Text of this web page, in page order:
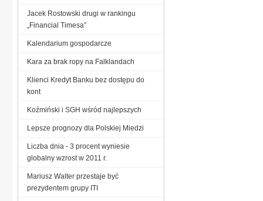
Jacek Rostowski drugi w rankingu
„Financial Timesa”
Kalendarium gospodarcze
Kara za brak ropy na Falklandach
Klienci Kredyt Banku bez dostępu do
kont
Koźmiński i SGH wśród najlepszych
Lepsze prognozy dla Polskiej Miedzi
Liczba dnia - 3 procent wyniesie
globalny wzrost w 2011 r.
Mariusz Walter przestaje być
prezydentem grupy ITI